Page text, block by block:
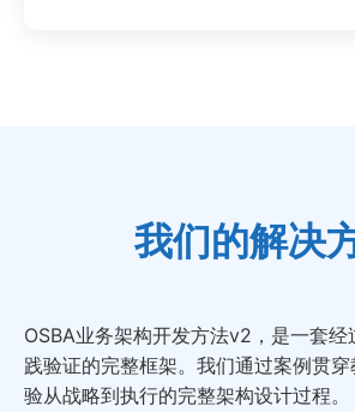
我们的解决
OSBA业务架构开发方法v2，是一套
践验证的完整框架。我们通过案例贯
验从战略到执行的完整架构设计过程。